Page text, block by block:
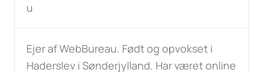
Ejer af WebBureau. Født og opvokset i
Haderslev i Sønderjylland. Har været online